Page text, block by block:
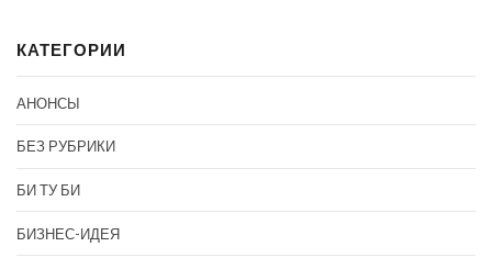
КАТЕГОРИИ
АНОНСЫ
БЕЗ РУБРИКИ
БИ ТУ БИ
БИЗНЕС-ИДЕЯ